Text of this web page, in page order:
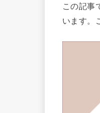
この記事
います。